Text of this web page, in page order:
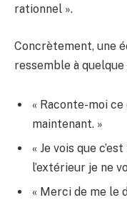
rationnel ».
Concrètement, une
ressemble à
« Raconte-moi
maintenant. »
« Je vois que
l’extérieur je ne
« Merci de me le